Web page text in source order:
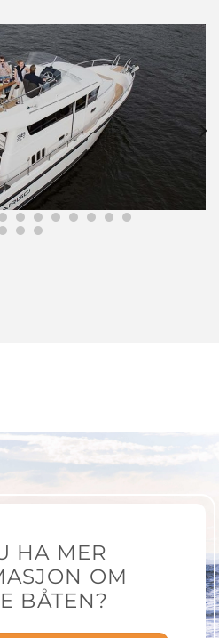
HA MER
OM
BÅTEN?